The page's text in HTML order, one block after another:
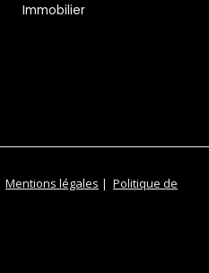
Immobilier
Mentions légales | Politique de